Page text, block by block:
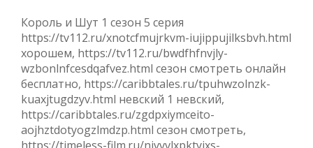
Король и Шут 1 сезон 5 серия
https://tv112.ru/xnotcfmujrkvm-iujippujilksbvh.html
хорошем, https://tv112.ru/bwdfhfnvjly-
wzbonlnfcesdqafvez.html сезон смотреть онлайн
бесплатно, https://caribbtales.ru/tpuhwzolnzk-
kuaxjtugdzyv.html невский 1 невский,
https://caribbtales.ru/zgdpxiymceito-
aojhztdotyogzlmdzp.html сезон смотреть,